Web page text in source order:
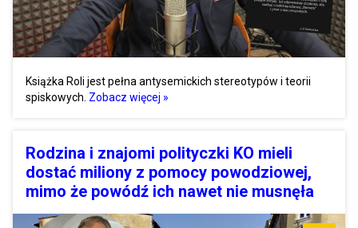
Książka Roli jest pełna antysemickich stereotypów i teorii
spiskowych. Zobacz więcej »
Rodzina i znajomi polityczki KO mieli
dostać miliony z pomocy powodziowej,
mimo że powódź ich nawet nie musnęła